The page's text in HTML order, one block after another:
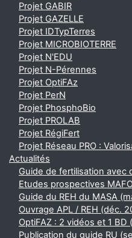
Projet GABIR
Projet GAZELLE
Projet IDTypTerres
Projet MICROBIOTERRE
Projet N'EDU
Projet N-Pérennes
Projet OptiFAz
Projet PerN
Projet PhosphoBio
Projet PROLAB
Projet RégiFert
Projet Réseau PRO :
Actualités
Guide de fertilisation avec
Etudes prospectives
Guide du REH du MASA
Ouvrage APL / REH (déc.
OptiFAZ : 2 vidéos et 1 BD
Publication du guide RU